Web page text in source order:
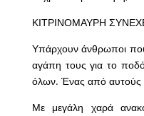
ΚΙΤΡΙΝΟΜΑΥΡΗ
Υπάρχουν άνθρωποι
αγάπη τους για το
όλων. Ένας από αυτούς
Με μεγάλη χαρά